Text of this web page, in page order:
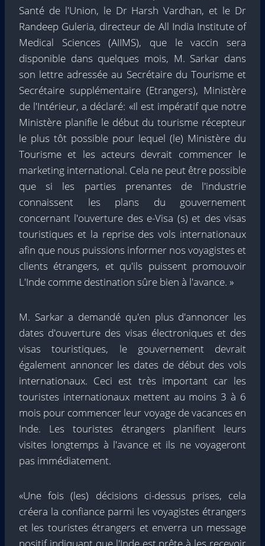
Santé de l'Union, le Dr Harsh Vardhan, et le Dr
Randeep Guleria, directeur de All India Institute of
Medical Sciences (AIIMS), que le vaccin sera
disponible dans quelques mois, M. Sarkar dans
son lettre adressée au Secrétaire du Tourisme et
Secrétaire supplémentaire (Etrangers), Ministère
de l'Intérieur, a déclaré: «Il est impératif que notre
Ministère planifie le début du tourisme récepteur
le plus tôt possible pour lequel (le) Ministère du
Tourisme et les acteurs devrait commencer le
marketing international. Cela ne peut être possible
que si les parties prenantes de l'industrie
connaissent les plans du gouvernement
concernant l'ouverture des e-Visa (s) et des visas
touristiques et la reprise des vols internationaux
afin que nous puissions informer nos voyagistes et
clients étrangers, et qu'ils puissent promouvoir
L'Inde comme destination sûre bien à l'avance. »
M. Sarkar a demandé qu'en plus d'annoncer les
dates d'ouverture des visas électroniques et des
visas touristiques, le gouvernement devrait
également annoncer les dates de début des vols
internationaux. Ceci est très important car les
touristes internationaux mettent au moins 3 à 6
mois pour commencer leur voyage de vacances en
Inde. Les touristes étrangers planifient leurs
visites longtemps à l'avance et ils ne voyageront
pas immédiatement.
«Une fois (les) décisions ci-dessus prises, cela
créera la confiance parmi les voyagistes étrangers
et les touristes étrangers et enverra un message